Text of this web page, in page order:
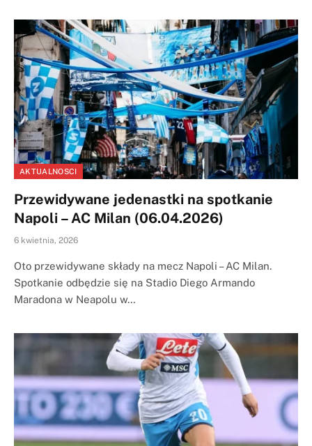
AKTUALNOSCI
Przewidywane jedenastki na spotkanie
Napoli – AC Milan (06.04.2026)
6 kwietnia, 2026
Oto przewidywane składy na mecz Napoli – AC Milan.
Spotkanie odbędzie się na Stadio Diego Armando
Maradona w Neapolu w…